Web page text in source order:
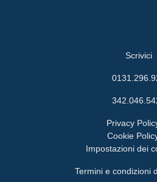
Scrivici
Privacy
Cookie
Impostazioni dei
Termini e condizioni